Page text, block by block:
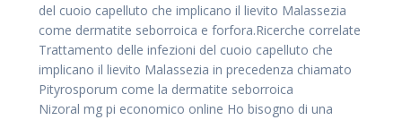
del cuoio capelluto che implicano il lievito Malassezia
come dermatite seborroica e forfora.Ricerche correlate
Trattamento delle infezioni del cuoio capelluto che
implicano il lievito Malassezia in precedenza chiamato
Pityrosporum come la dermatite seborroica
Nizoral mg pi economico online Ho bisogno di una